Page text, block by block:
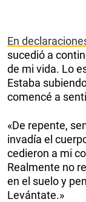
En
sucedió a
de mi vida. Lo
Estaba
comencé a
«De repente,
invadía el
cedieron a mi
Realmente no
en el suelo y
Levántate.»